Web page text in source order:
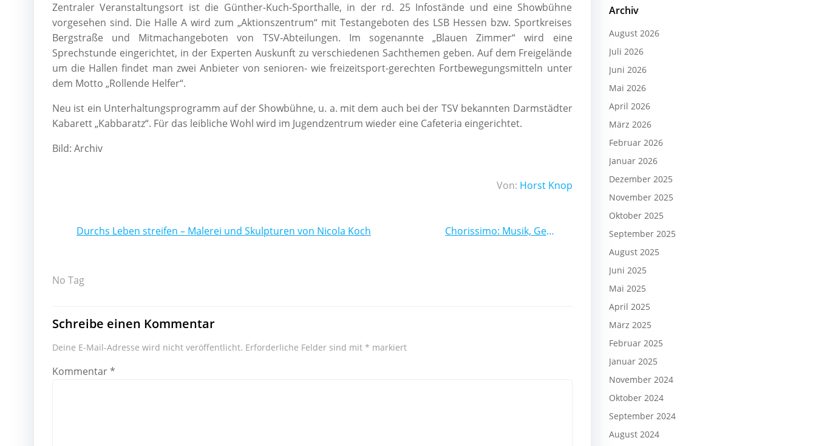
Zentraler Veranstaltungsort ist die Günther-Kuch-Sporthalle, in der rd. 25 Infostände und eine Showbühne
vorgesehen sind. Die Halle A wird zum „Aktionszentrum“ mit Testangeboten des LSB Hessen bzw. Sportkreises
Bergstraße und Mitmachangeboten von TSV-Abteilungen. Im sogenannte „Blauen Zimmer“ wird eine
Sprechstunde eingerichtet, in der Experten Auskunft zu verschiedenen Sachthemen geben. Auf dem Freigelände
um die Hallen findet man zwei Anbieter von senioren- wie freizeitsport-gerechten Fortbewegungsmitteln unter
dem Motto „Rollende Helfer“.
Neu ist ein Unterhaltungsprogramm auf der Showbühne, u. a. mit dem auch bei der TSV bekannten Darmstädter
Kabarett „Kabbaratz“. Für das leibliche Wohl wird im Jugendzentrum wieder eine Cafeteria eingerichtet.
Bild: Archiv
Von: Horst Knop
Beitragsnavigation
Durchs Leben streifen – Malerei und Skulpturen von Nicola KochBeitragsnavigation Chorissimo: Musik, Gemeinschaft und neue Impulse beim Chorwochenende in Speyer
No Tag
Schreibe einen Kommentar
Deine E-Mail-Adresse wird nicht veröffentlicht. Erforderliche Felder sind mit * markiert
Kommentar*
Archiv
August 2026
Juli 2026
Juni 2026
Mai 2026
April 2026
März 2026
Februar 2026
Januar 2026
Dezember 2025
November 2025
Oktober 2025
September 2025
August 2025
Juni 2025
Mai 2025
April 2025
März 2025
Februar 2025
Januar 2025
November 2024
Oktober 2024
September 2024
August 2024